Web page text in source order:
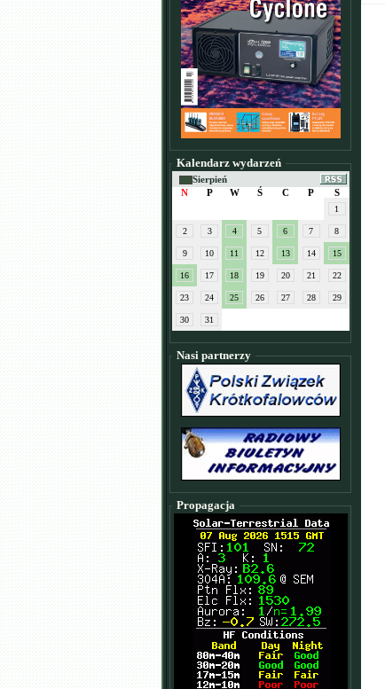
Kalendarz wydarzeń
Sierpień
N
P W Ś C P S
1
2 3 4 5 6 7 8
9 10 11 12 13 14 15
16 17 18 19 20 21 22
23 24 25 26 27 28 29
30 31
Nasi partnerzy
Propagacja